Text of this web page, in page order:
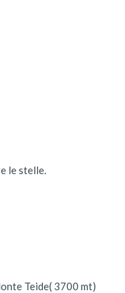
le stelle.
Teide( 3700 mt)